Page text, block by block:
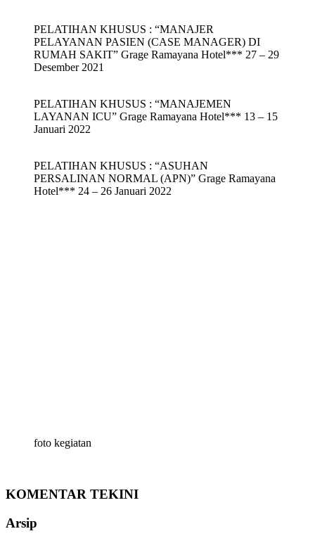
PELATIHAN KHUSUS : “MANAJER
PELAYANAN PASIEN (CASE MANAGER) DI
RUMAH SAKIT” Grage Ramayana Hotel*** 27 – 29
Desember 2021
PELATIHAN KHUSUS : “MANAJEMEN
LAYANAN ICU” Grage Ramayana Hotel*** 13 – 15
Januari 2022
PELATIHAN KHUSUS : “ASUHAN
PERSALINAN NORMAL (APN)” Grage Ramayana
Hotel*** 24 – 26 Januari 2022
foto kegiatan
KOMENTAR TEKINI
Arsip